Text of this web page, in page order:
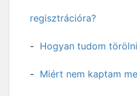
regisztrációra?
Hogyan tudom
Miért nem kaptam